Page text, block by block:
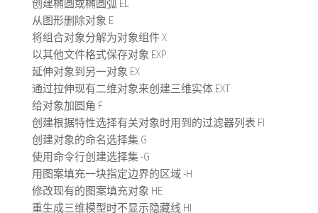
创建椭圆或椭圆弧 EL
从图形删除对象 E
将组合对象分解为对象组件 X
以其他文件格式保存对象 EXP
延伸对象到另一对象 EX
通过拉伸现有二维对象来创建三维实体 EXT
给对象加圆角 F
创建根据特性选择有关对象时用到的过滤器列表 FI
创建对象的命名选择集 G
使用命令行创建选择集 -G
用图案填充一块指定边界的区域 -H
修改现有的图案填充对象 HE
重生成三维模型时不显示隐藏线 HI